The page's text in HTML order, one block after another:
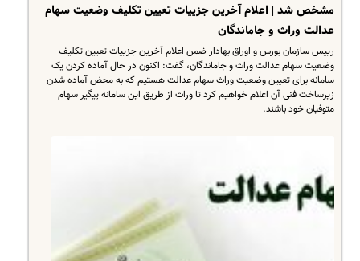
مشخص شد | اعلام آخرین جزییات تعیین تکلیف وضعیت سهام
عدالت وراث و جاماندگان
رییس سازمان بورس و اوراق بهادار ضمن اعلام آخرین جزییات تعیین تکلیف
وضعیت سهام عدالت وراث و جاماندگان، گفت: اکنون در حال آماده کردن یک
سامانه برای تعیین وضعیت وراث سهام عدالت هستیم که به محض آماده شدن
زیرساخت فنی آن اعلام خواهیم کرد تا وراث از طریق این سامانه پیگیر سهام
متوفیان خود باشند.